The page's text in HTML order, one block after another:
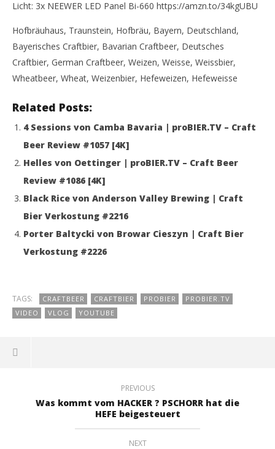
Licht: 3x NEEWER LED Panel Bi-660 https://amzn.to/34kgUBU
Hofbräuhaus, Traunstein, Hofbräu, Bayern, Deutschland,
Bayerisches Craftbier, Bavarian Craftbeer, Deutsches
Craftbier, German Craftbeer, Weizen, Weisse, Weissbier,
Wheatbeer, Wheat, Weizenbier, Hefeweizen, Hefeweisse
Related Posts:
4 Sessions von Camba Bavaria | proBIER.TV – Craft
Beer Review #1057 [4K]
Helles von Oettinger | proBIER.TV – Craft Beer
Review #1086 [4K]
Black Rice von Anderson Valley Brewing | Craft
Bier Verkostung #2216
Porter Baltycki von Browar Cieszyn | Craft Bier
Verkostung #2226
TAGS: CRAFTBEER CRAFTBIER PROBIER
PROBIER.TV
VIDEO
VLOG YOUTUBE
PREVIOUS
Was kommt vom HACKER ? PSCHORR hat die
HEFE beigesteuert
NEXT